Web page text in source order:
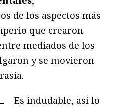
de los aspectos más
que crearon
mediados de los
y se movieron
Es indudable, así lo